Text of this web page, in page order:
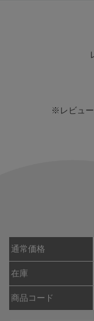
※レビュ
通常価格
在庫
商品コード